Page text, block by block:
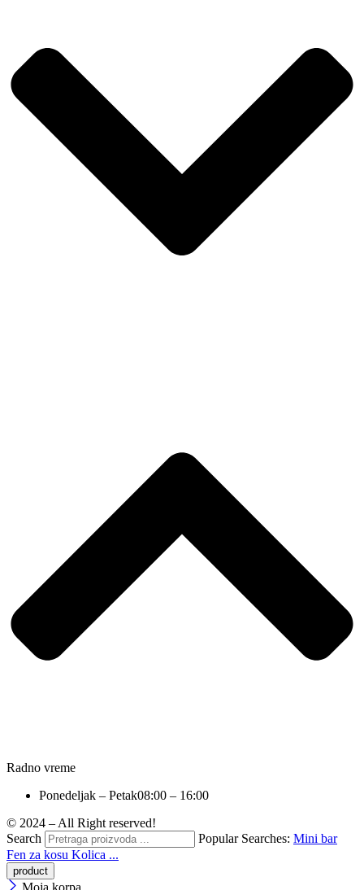
Radno vreme
Ponedeljak – Petak08:00 – 16:00
© 2024 – All Right reserved!
Search
Popular Searches: Mini bar
Fen za kosu Kolica ...
Moja korpa